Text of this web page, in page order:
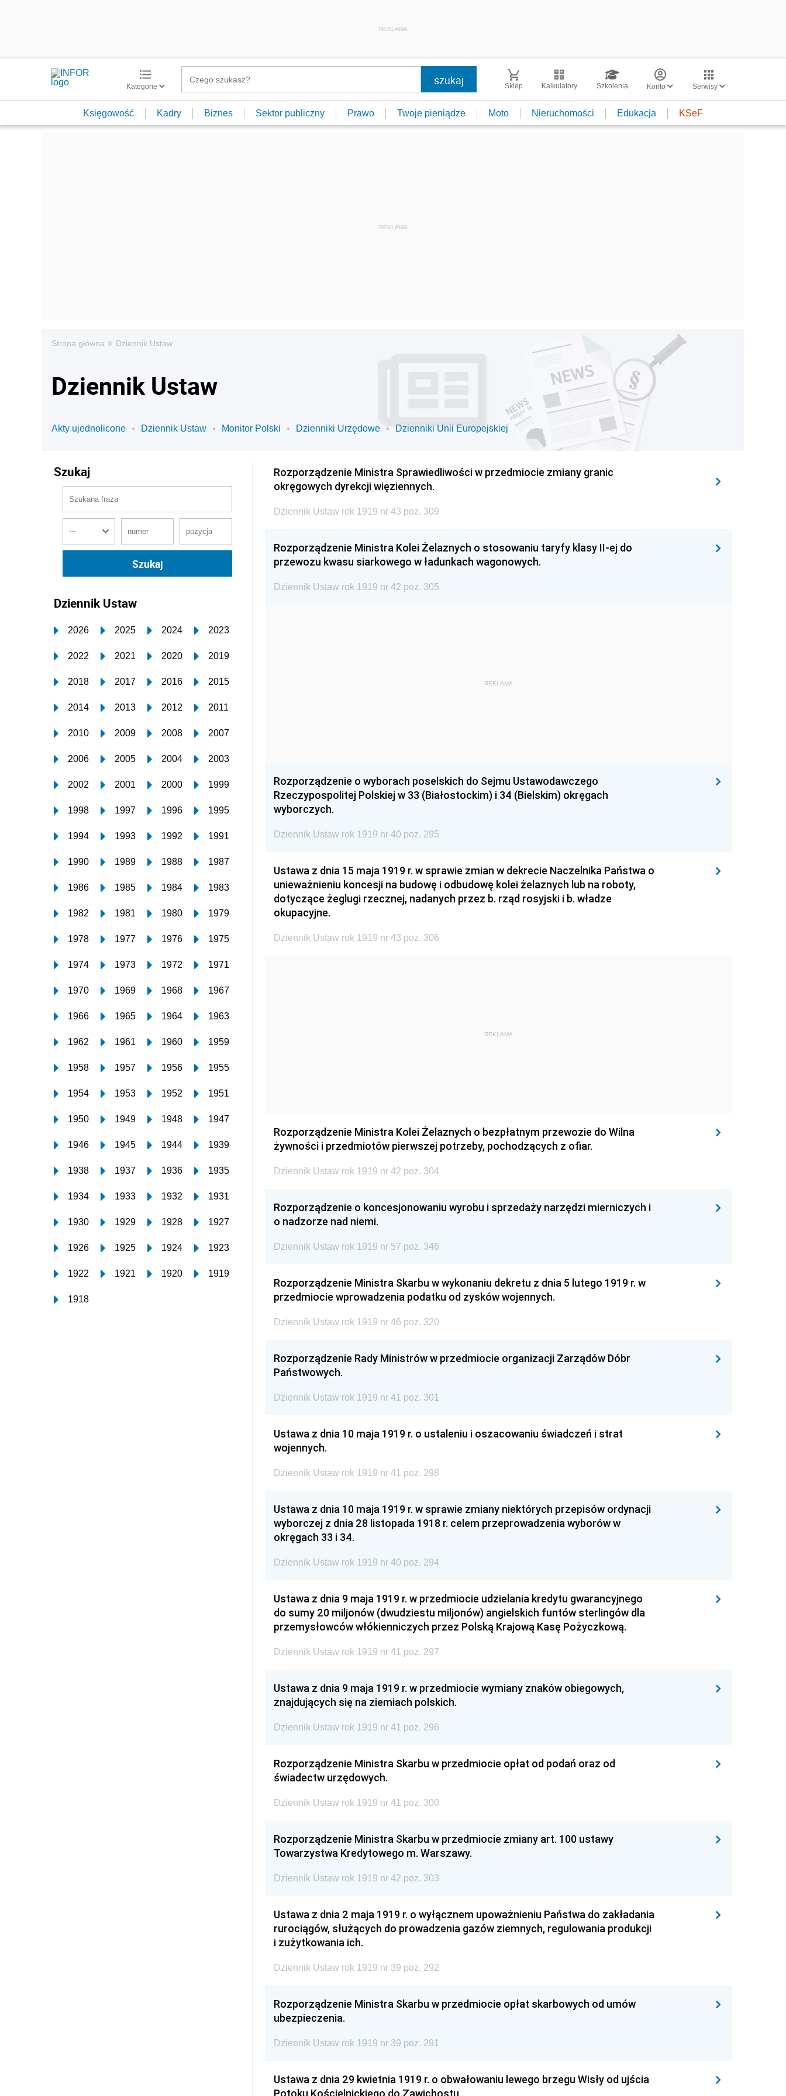
REKLAMA
Kategorie Sklep Kalkulatory Szkolenia Konto Serwisy
Księgowość Kadry Biznes Sektor publiczny Prawo Twoje pieniądze Moto Nieruchomości Edukacja KSeF
Strona główna » Dziennik Ustaw
Dziennik Ustaw
Akty ujednolicone Dziennik Ustaw Monitor Polski Dzienniki Urzędowe Dzienniki Unii Europejskiej
Szukaj
Dziennik Ustaw
2026 2025 2024 2023
2022 2021 2020 2019
2018 2017 2016 2015
2014 2013 2012 2011
2010 2009 2008 2007
2006 2005 2004 2003
2002 2001 2000 1999
1998 1997 1996 1995
1994 1993 1992 1991
1990 1989 1988 1987
1986 1985 1984 1983
1982 1981 1980 1979
1978 1977 1976 1975
1974 1973 1972 1971
1970 1969 1968 1967
1966 1965 1964 1963
1962 1961 1960 1959
1958 1957 1956 1955
1954 1953 1952 1951
1950 1949 1948 1947
1946 1945 1944 1939
1938 1937 1936 1935
1934 1933 1932 1931
1930 1929 1928 1927
1926 1925 1924 1923
1922 1921 1920 1919
1918
Rozporządzenie Ministra Sprawiedliwości w przedmiocie zmiany granic
okręgowych dyrekcji więziennych.
Dziennik Ustaw rok 1919 nr 43 poz. 309
Rozporządzenie Ministra Kolei Żelaznych o stosowaniu taryfy klasy II-ej do
przewozu kwasu siarkowego w ładunkach wagonowych.
Dziennik Ustaw rok 1919 nr 42 poz. 305
REKLAMA
Rozporządzenie o wyborach poselskich do Sejmu Ustawodawczego
Rzeczypospolitej Polskiej w 33 (Białostockim) i 34 (Bielskim) okręgach
wyborczych.
Dziennik Ustaw rok 1919 nr 40 poz. 295
Ustawa z dnia 15 maja 1919 r. w sprawie zmian w dekrecie Naczelnika Państwa o
unieważnieniu koncesji na budowę i odbudowę kolei żelaznych lub na roboty,
dotyczące żeglugi rzecznej, nadanych przez b. rząd rosyjski i b. władze
okupacyjne.
Dziennik Ustaw rok 1919 nr 43 poz. 306
REKLAMA
Rozporządzenie Ministra Kolei Żelaznych o bezpłatnym przewozie do Wilna
żywności i przedmiotów pierwszej potrzeby, pochodzących z ofiar.
Dziennik Ustaw rok 1919 nr 42 poz. 304
Rozporządzenie o koncesjonowaniu wyrobu i sprzedaży narzędzi mierniczych i
o nadzorze nad niemi.
Dziennik Ustaw rok 1919 nr 57 poz. 346
Rozporządzenie Ministra Skarbu w wykonaniu dekretu z dnia 5 lutego 1919 r. w
przedmiocie wprowadzenia podatku od zysków wojennych.
Dziennik Ustaw rok 1919 nr 46 poz. 320
Rozporządzenie Rady Ministrów w przedmiocie organizacji Zarządów Dóbr
Państwowych.
Dziennik Ustaw rok 1919 nr 41 poz. 301
Ustawa z dnia 10 maja 1919 r. o ustaleniu i oszacowaniu świadczeń i strat
wojennych.
Dziennik Ustaw rok 1919 nr 41 poz. 298
Ustawa z dnia 10 maja 1919 r. w sprawie zmiany niektórych przepisów ordynacji
wyborczej z dnia 28 listopada 1918 r. celem przeprowadzenia wyborów w
okręgach 33 i 34.
Dziennik Ustaw rok 1919 nr 40 poz. 294
Ustawa z dnia 9 maja 1919 r. w przedmiocie udzielania kredytu gwarancyjnego
do sumy 20 miljonów (dwudziestu miljonów) angielskich funtów sterlingów dla
przemysłowców włókienniczych przez Polską Krajową Kasę Pożyczkową.
Dziennik Ustaw rok 1919 nr 41 poz. 297
Ustawa z dnia 9 maja 1919 r. w przedmiocie wymiany znaków obiegowych,
znajdujących się na ziemiach polskich.
Dziennik Ustaw rok 1919 nr 41 poz. 296
Rozporządzenie Ministra Skarbu w przedmiocie opłat od podań oraz od
świadectw urzędowych.
Dziennik Ustaw rok 1919 nr 41 poz. 300
Rozporządzenie Ministra Skarbu w przedmiocie zmiany art. 100 ustawy
Towarzystwa Kredytowego m. Warszawy.
Dziennik Ustaw rok 1919 nr 42 poz. 303
Ustawa z dnia 2 maja 1919 r. o wyłącznem upoważnieniu Państwa do zakładania
rurociągów, służących do prowadzenia gazów ziemnych, regulowania produkcji
i zużytkowania ich.
Dziennik Ustaw rok 1919 nr 39 poz. 292
Rozporządzenie Ministra Skarbu w przedmiocie opłat skarbowych od umów
ubezpieczenia.
Dziennik Ustaw rok 1919 nr 39 poz. 291
Ustawa z dnia 29 kwietnia 1919 r. o obwałowaniu lewego brzegu Wisły od ujścia